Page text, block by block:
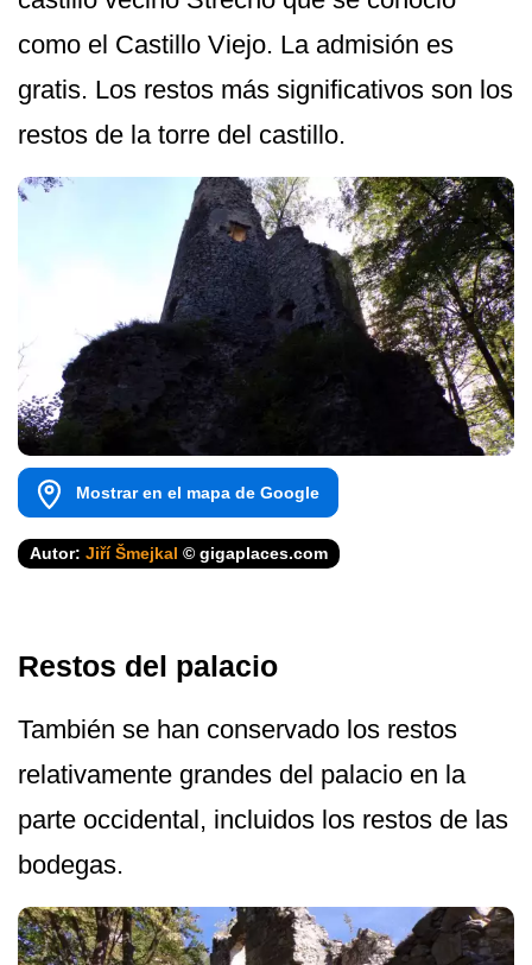
como el Castillo Viejo. La admisión es
gratis. Los restos más significativos son los
restos de la torre del castillo.
Mostrar en el mapa de Google
Autor: Jiří Šmejkal © gigaplaces.com
Restos del palacio
También se han conservado los restos
relativamente grandes del palacio en la
parte occidental, incluidos los restos de las
bodegas.